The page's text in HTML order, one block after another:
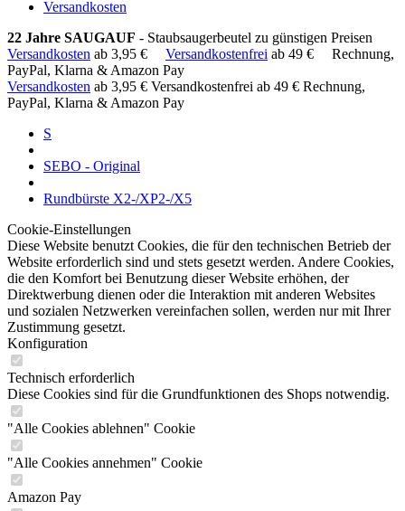
Versandkosten
22 Jahre SAUGAUF - Staubsaugerbeutel zu günstigen Preisen
Versandkosten ab 3,95 € Versandkostenfrei ab 49 €
Rechnung,
PayPal, Klarna & Amazon Pay
Versandkosten ab 3,95 € Versandkostenfrei ab 49 € Rechnung,
PayPal, Klarna & Amazon Pay
S
SEBO - Original
Rundbürste X2-/XP2-/X5
Cookie-Einstellungen
Diese Website benutzt Cookies, die für den technischen Betrieb der
Website erforderlich sind und stets gesetzt werden. Andere Cookies,
die den Komfort bei Benutzung dieser Website erhöhen, der
Direktwerbung dienen oder die Interaktion mit anderen Websites
und sozialen Netzwerken vereinfachen sollen, werden nur mit Ihrer
Zustimmung gesetzt.
Konfiguration
Technisch erforderlich
Diese Cookies sind für die Grundfunktionen des Shops notwendig.
"Alle Cookies ablehnen" Cookie
"Alle Cookies annehmen" Cookie
Amazon Pay